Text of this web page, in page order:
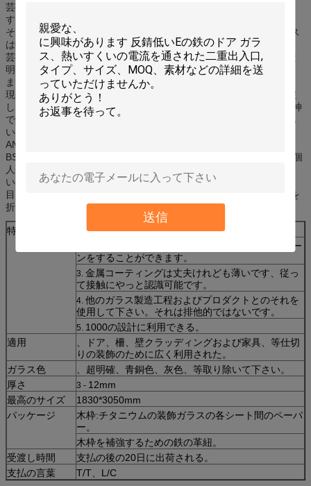
送信
芸術ガラスに表面および汚された別のイメージのパターンがありま
す
それはライトを送信し視力から保つことができます。パタン グラス
は軽い伝送および不透明であり、装飾で広く利用されています。
芸術ガラスに異なったperfectivesがあります。それは透明、少し透
明、ほとんど見えなくおよび完全に見えないに主に分けられてでき
ます。
現代主義のきれいな、合理化された一見はこれらの大胆な設計を促
しました。予備、磨かれたtowrdを傾かせ、滑らかにすれば現代精神
であり、私達は生命のあなたの感覚に伝える記入項目を作成しても
いいです。
ANSIに会うの緩和されたガラスを使用してパタン グラスの両側、
BSIの標準。装飾的なガラスを使用してだけでなく、あなたの家を個
人化して下さい、しかしまたあなたの家の縁の懇願に加えて下さ
い。
目的:ドア、さまざまな種類の高い等級の装飾のためのスクリーンを
折る窓を制作して下さい
特徴 反射設計はガラスの両面から対面反射です。
HITECはガラスまたはミラーの顧客用設計/パター
ンをすることができます。
3. 金属コーティングは丈夫けれども薄いです、従っ
て接触にやっと認識可能です。
4. 他のガラス製造工程およびプロダクトとのそれを
使用して下さい。それは排他的ではないです。
5. 1000の設計に利用できる。
適用
、ドア、柵、壁クラッディングおよび家具、等仕切
りの装飾のために広く利用された。
ガラス色
、超明確、青銅色、灰色、等取り除いて下さい。
厚さ
3 - 12mm
最高のサイズ
1830*3050mm
パッケージ
木枠:チタニウムの装飾ガラスの各シート間のペーパ
ー。
木枠を補強するための鉄の革紐。
受渡し時間
支払の後の20日に出荷される。
支払の言葉
T/T、L/C